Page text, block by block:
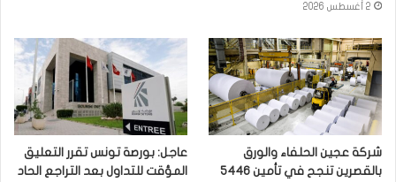
2 أغسطس 2026
شركة عجين الحلفاء والورق
بالقصرين تنجح في تأمين 5446
عاجل: بورصة تونس تقرر التعليق
المؤقت للتداول بعد التراجع الحاد